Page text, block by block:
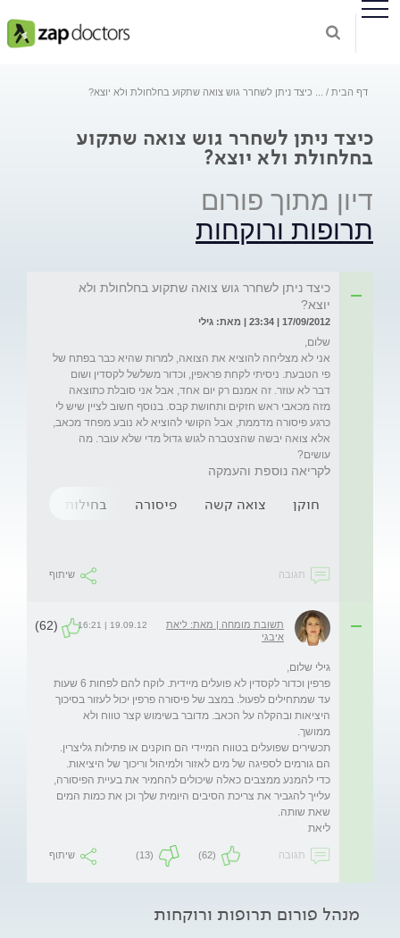
דף הבית כיצד ניתן לשחרר גוש צואה שתקוע בחלחולת ולא יוצא?
כיצד ניתן לשחרר גוש צואה שתקוע
בחלחולת ולא יוצא?
דיון מתוך פורום
תרופות ורוקחות
כיצד ניתן לשחרר גוש צואה שתקוע בחלחולת ולא
יוצא?
17/09/2012 | 23:34 | מאת: גילי
אני לא מצליחה להוציא את הצואה, למרות שהיא כבר בפתח של
פי הטבעת. ניסיתי לקחת פראפין, וכדור משלשל לקסדין ושום
דבר לא עוזר. זה אמנם רק יום אחד, אבל אני סובלת כתוצאה
מזה מכאבי ראש חזקים ותחושת קבס. בנוסף חשוב לציין שיש לי
כרגע פיסורה מדממת, אבל הקושי להוציא לא נובע מפחד מכאב,
אלא צואה יבשה שהצטברה לגוש גדול מדי שלא עובר. מה
עושים?
לקריאה נוספת והעמקה
חוקן צואה קשה פיסורה בחילות
תגובה שיתוף
תשובת מומחה | מאת: ליאת
איבגי
19.09.12 | 16:21
(62)
פרפין וכדור לקסדין לא פועלים מיידית. לוקח להם לפחות 6 שעות
עד שמתחילים לפעול. במצב של פיסורה פרפין יכול לעזור בסיכוך
היציאות ובהקלה על הכאב. מדובר בשימוש קצר טווח ולא
תכשירים שפועלים בטווח המיידי הם חוקנים או פתילות גליצרין.
כדי להמנע ממצבים כאלה שיכולים להחמיר את בעיית הפיסורה,
עלייך להגביר את צריכת הסיבים היומית שלך וכן את כמות המים
ליאת
תגובה (62)
(13) שיתוף
מנהל פורום תרופות ורוקחות